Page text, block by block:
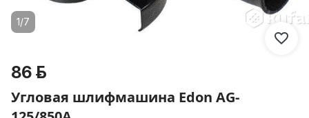
1/7
86 р.
Угловая шлифмашина Edon AG-